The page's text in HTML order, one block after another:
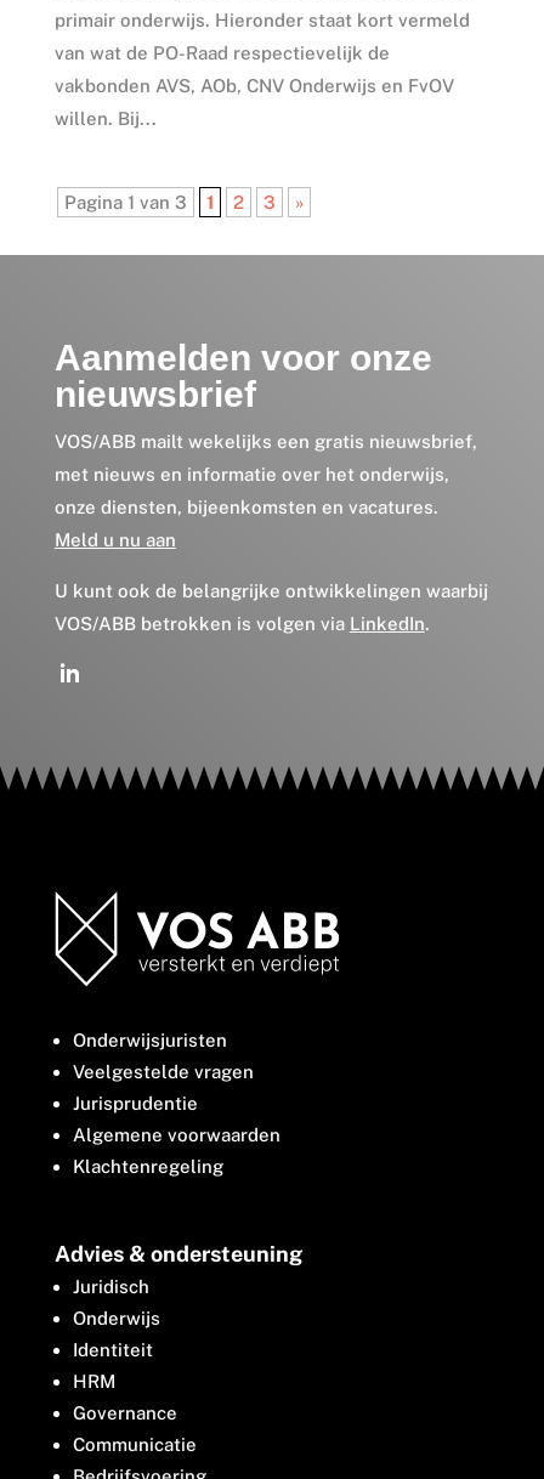
primair onderwijs. Hieronder staat kort vermeld
van wat de PO-Raad respectievelijk de
vakbonden AVS, AOb, CNV Onderwijs en FvOV
willen. Bij...
Pagina 1 van 3 1 2 3 »
Aanmelden voor onze
nieuwsbrief
VOS/ABB mailt wekelijks een gratis nieuwsbrief,
met nieuws en informatie over het onderwijs,
onze diensten, bijeenkomsten en vacatures.
Meld u nu aan
U kunt ook de belangrijke ontwikkelingen waarbij
VOS/ABB betrokken is volgen via LinkedIn.
Onderwijsjuristen
Veelgestelde vragen
Jurisprudentie
Algemene voorwaarden
Klachtenregeling
Advies & ondersteuning
Juridisch
Onderwijs
Identiteit
HRM
Governance
Communicatie